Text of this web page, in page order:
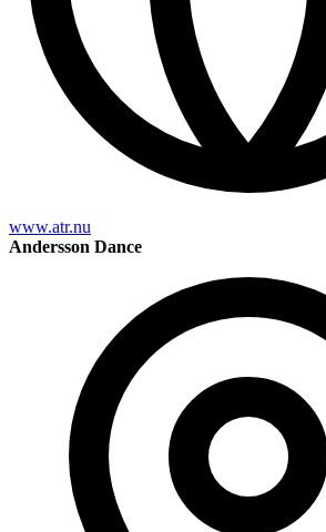
www.atr.nu
Andersson Dance